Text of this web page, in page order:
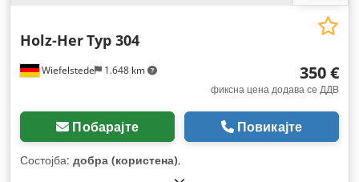
Wiefelstede 1.648 km
Holz-HerTyp 304
350 €
фиксна цена додава се ДДВ
Побарајте Повикајте
Состојба: добра (користена),